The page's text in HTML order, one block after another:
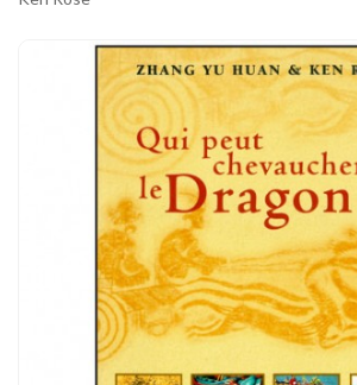
Tenues
Chaussures
Protections
Cible de frappe
Condition physique
Accessoires
Tatamis
Décoration